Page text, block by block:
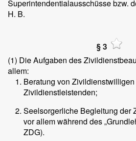
Superintendentialausschüsse bzw.
H. B.
§ 3
(1) Die Aufgaben des
allem:
Beratung von
Zivildienstleistenden;
Seelsorgerliche Begleitung der
vor allem während des
ZDG).